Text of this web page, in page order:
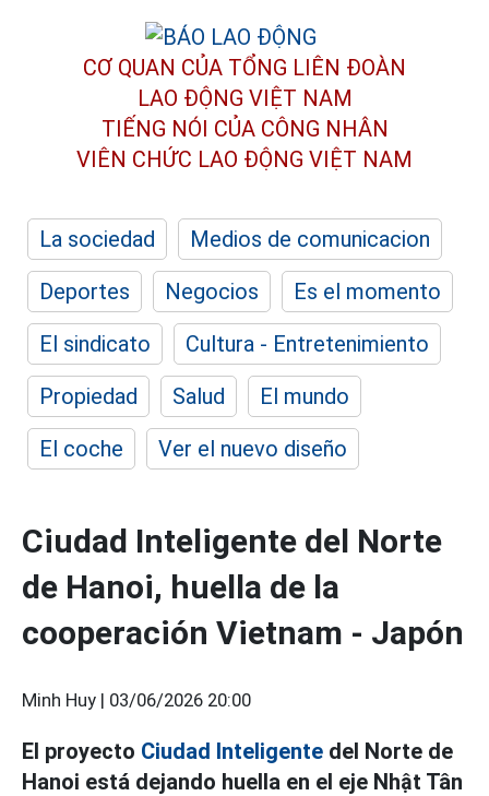
CƠ QUAN CỦA TỔNG LIÊN ĐOÀN
LAO ĐỘNG VIỆT NAM
TIẾNG NÓI CỦA CÔNG NHÂN
VIÊN CHỨC LAO ĐỘNG VIỆT NAM
La sociedad
Medios de comunicacion
Deportes
Negocios
Es el momento
El sindicato
Cultura - Entretenimiento
Propiedad
Salud
El mundo
El coche
Ver el nuevo diseño
Ciudad Inteligente del Norte
de Hanoi, huella de la
cooperación Vietnam - Japón
Minh Huy | 03/06/2026 20:00
El proyecto Ciudad Inteligente del Norte de
Hanoi está dejando huella en el eje Nhật Tân